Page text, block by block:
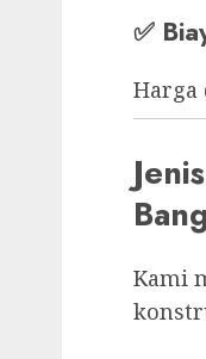
✅
Harga
Kami